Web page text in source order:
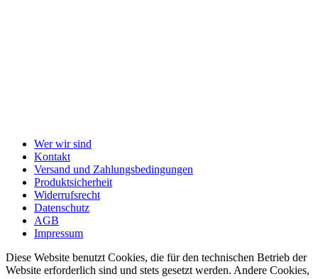
Wer wir sind
Kontakt
Versand und Zahlungsbedingungen
Produktsicherheit
Widerrufsrecht
Datenschutz
AGB
Impressum
Diese Website benutzt Cookies, die für den technischen Betrieb der
Website erforderlich sind und stets gesetzt werden. Andere Cookies,